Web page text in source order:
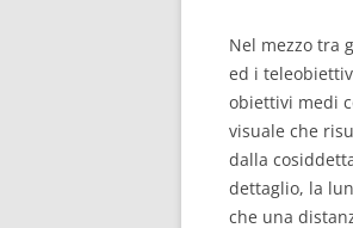
Nel mezzo tra
ed i
obiettivi medi
visuale che
dalla
dettaglio, la
che una